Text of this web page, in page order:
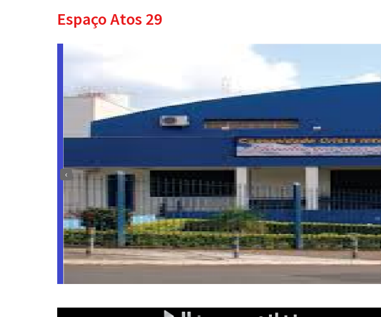
Espaço Atos 29
‹